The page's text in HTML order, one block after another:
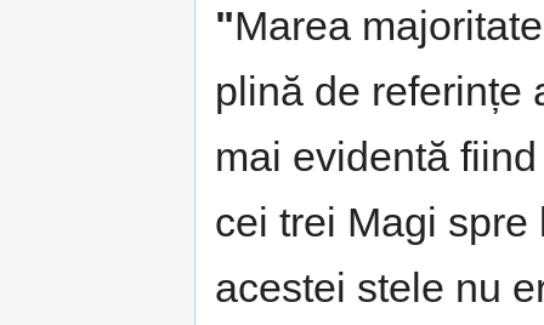
"Marea
plină de referințe
mai evidentă
cei trei Magi
acestei stele nu